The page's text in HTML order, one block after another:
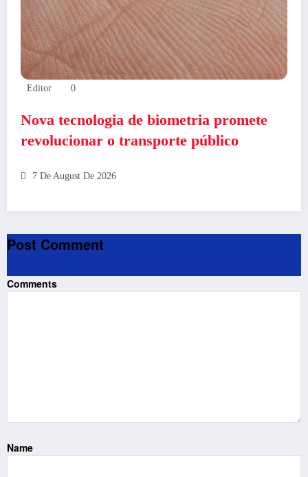
Editor 0
Nova tecnologia de biometria promete
revolucionar o transporte público
7 De August De 2026
Post Comment
Comments
Name